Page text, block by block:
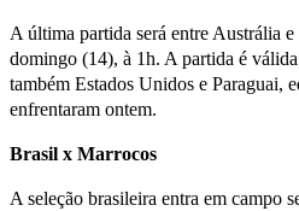
A última partida será entre Austrália
domingo (14), à 1h. A partida é
também Estados Unidos e Paraguai,
enfrentaram ontem.
Brasil x Marrocos
A seleção brasileira entra em campo